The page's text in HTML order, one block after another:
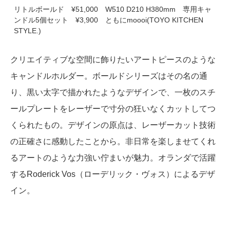
リトルボールド ¥51,000 W510 D210 H380mm 専用キャ
ンドル5個セット ¥3,900 ともにmoooi(TOYO KITCHEN
STYLE.)
クリエイティブな空間に飾りたいアートピースのような
キャンドルホルダー。ボールドシリーズはその名の通
り、黒い太字で描かれたようなデザインで、一枚のスチ
ールプレートをレーザーで寸分の狂いなくカットしてつ
くられたもの。デザインの原点は、レーザーカット技術
の正確さに感動したことから。非日常を楽しませてくれ
るアートのような力強い佇まいが魅力。オランダで活躍
するRoderick Vos（ローデリック・ヴォス）によるデザ
イン。